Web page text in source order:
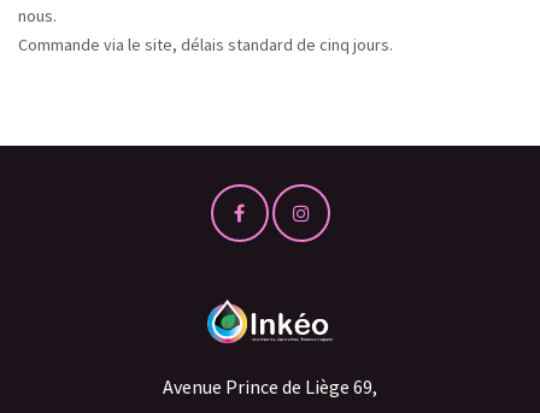
nous.
Commande via le site, délais standard de cinq jours.
Avenue Prince de Liège 69,